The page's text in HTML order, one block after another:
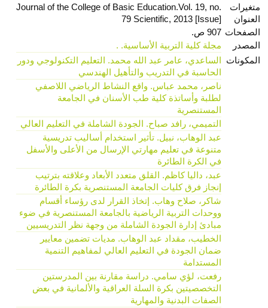
متغيرات
العنوان
Journal of the College of Basic Education.Vol. 19, no.
79 Scientific, 2013 [Issue]
الصفحات 907 ص.
المصدر
مجلة كلية التربية الأساسية. .
المكونات الساعدي، عامر عبد الله محمد. التعليم التكنولوجي ودور
الحاسبة في التدريب والتأهيل الهندسي
ناصر، محمد عباس. واقع النشاط الرياضي اللاصفي
لطلبة وأساتذة كلية طب الأسنان في الجامعة
المستنصرية
التميمي، رافد صباح. الجودة الشاملة في التعليم العالي
عبد الوهاب، نبيل. تأثير استخدام أساليب تدريسية
متنوعة في تعليم مهارتي الإرسال من الأعلى والأسفل
في الكرة الطائرة
عبد، داليا كاظم. القلق متعدد الأبعاد وعلاقته بترتيب
إنجاز فرق كليات الجامعة المستنصرية بكرة الطائرة
شاكر، صلاح وهاب. إتخاذ القرار لدى رؤساء أقسام
ووحدات التربية الرياضية بالجامعة المستنصرية في ضوء
مبادئ إدارة الجودة الشاملة من وجهة نظر التدريسيين
الخطيب، مقداد عبد الوهاب. مديات تضمين معايير
ضمان الجودة في التعليم العالي لمفاهيم التنمية
المستدامة
رفعت، لؤي سامي. دراسة مقارنة بين المدرستين
التخصصيتين بكرة السلة العراقية والألمانية في بعض
الصفات البدنية والمهارية